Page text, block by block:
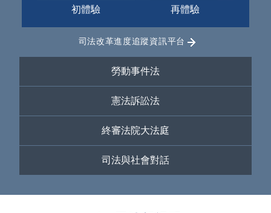
初體驗 再體驗
司法改革進度追蹤資訊平台
勞動事件法
憲法訴訟法
終審法院大法庭
司法與社會對話